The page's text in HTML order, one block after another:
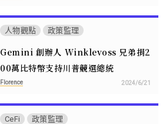
人物觀點 政策監理
Gemini 創辦人 Winklevoss 兄弟捐2
00萬比特幣支持川普競選總統
Florence 2024/6/21
CeFi 政策監理